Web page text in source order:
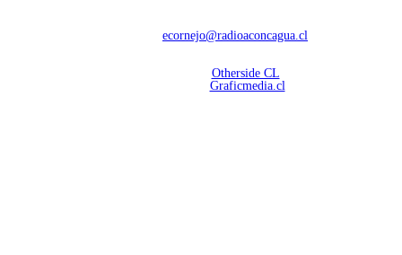
ecornejo@radioaconcagua.cl
Otherside CL
Graficmedia.cl